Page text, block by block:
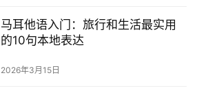
马耳他语入门：旅行和生活最实用
的10句本地表达
2026年3月15日